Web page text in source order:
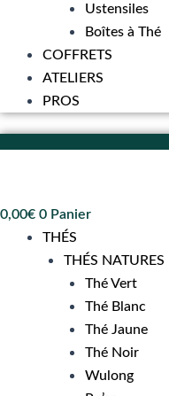
Ustensiles
Boîtes à Thé
COFFRETS
ATELIERS
PROS
0,00€ 0 Panier
THÉS
THÉS NATURES
Thé Vert
Thé Blanc
Thé Jaune
Thé Noir
Wulong